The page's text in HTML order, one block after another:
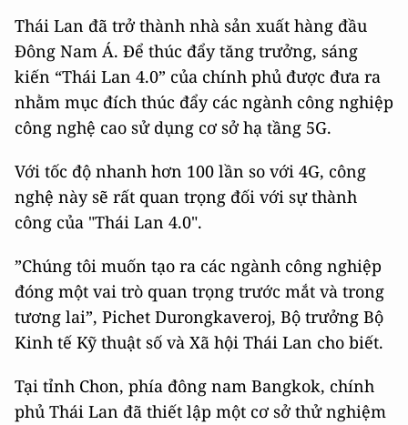
Thái Lan đã trở thành nhà sản xuất hàng đầu
Đông Nam Á. Để thúc đẩy tăng trưởng, sáng
kiến “Thái Lan 4.0” của chính phủ được đưa ra
nhằm mục đích thúc đẩy các ngành công nghiệp
công nghệ cao sử dụng cơ sở hạ tầng 5G.
Với tốc độ nhanh hơn 100 lần so với 4G, công
nghệ này sẽ rất quan trọng đối với sự thành
công của "Thái Lan 4.0".
”Chúng tôi muốn tạo ra các ngành công nghiệp
đóng một vai trò quan trọng trước mắt và trong
tương lai”, Pichet Durongkaveroj, Bộ trưởng Bộ
Kinh tế Kỹ thuật số và Xã hội Thái Lan cho biết.
Tại tỉnh Chon, phía đông nam Bangkok, chính
phủ Thái Lan đã thiết lập một cơ sở thử nghiệm